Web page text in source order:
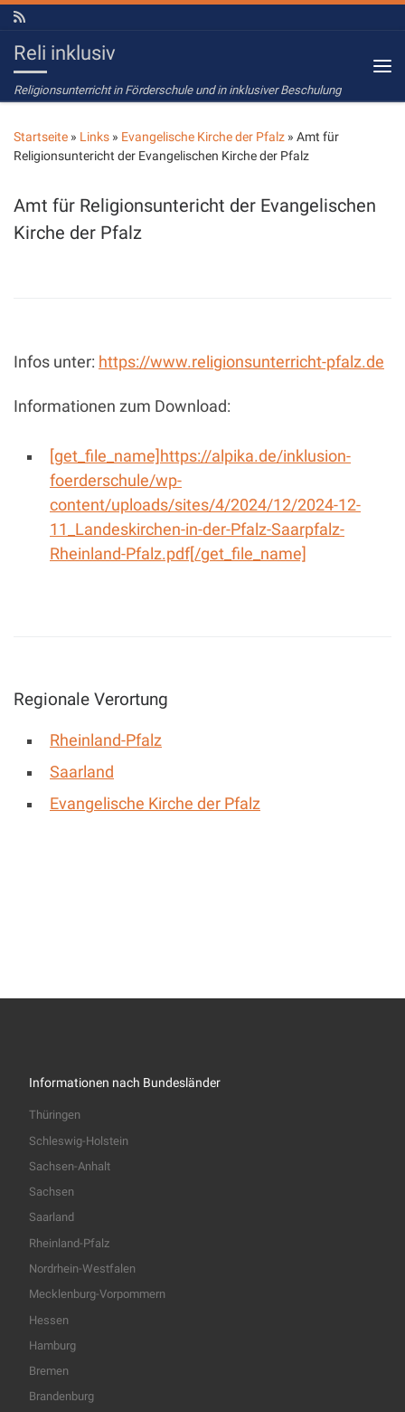
Zum Inhalt springen
Reli inklusiv
Religionsunterricht in Förderschule und in inklusiver Beschulung
Startseite » Links » Evangelische Kirche der Pfalz » Amt für
Religionsuntericht der Evangelischen Kirche der Pfalz
Amt für Religionsuntericht der Evangelischen
Kirche der Pfalz
Infos unter: https://www.religionsunterricht-pfalz.de
Informationen zum Download:
[get_file_name]https://alpika.de/inklusion-
foerderschule/wp-
content/uploads/sites/4/2024/12/2024-12-
11_Landeskirchen-in-der-Pfalz-Saarpfalz-
Rheinland-Pfalz.pdf[/get_file_name]
Regionale Verortung
Rheinland-Pfalz
Saarland
Evangelische Kirche der Pfalz
Informationen nach Bundesländer
Thüringen
Schleswig-Holstein
Sachsen-Anhalt
Sachsen
Saarland
Rheinland-Pfalz
Nordrhein-Westfalen
Mecklenburg-Vorpommern
Hessen
Hamburg
Bremen
Brandenburg